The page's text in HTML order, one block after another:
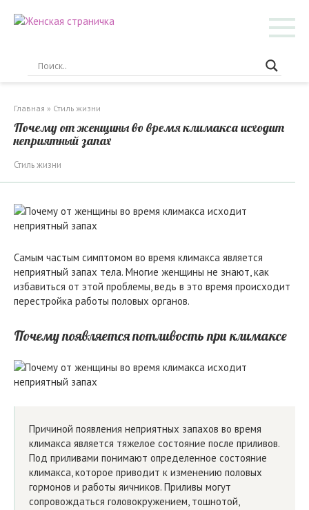
Главная » Стиль жизни
Почему от женщины во время климакса исходит
неприятный запах
Стиль жизни
Самым частым симптомом во время климакса является
неприятный запах тела. Многие женщины не знают, как
избавиться от этой проблемы, ведь в это время происходит
перестройка работы половых органов.
Почему появляется потливость при климаксе
Причиной появления неприятных запахов во время
климакса является тяжелое состояние после приливов.
Под приливами понимают определенное состояние
климакса, которое приводит к изменению половых
гормонов и работы яичников. Приливы могут
сопровождаться головокружением, тошнотой,